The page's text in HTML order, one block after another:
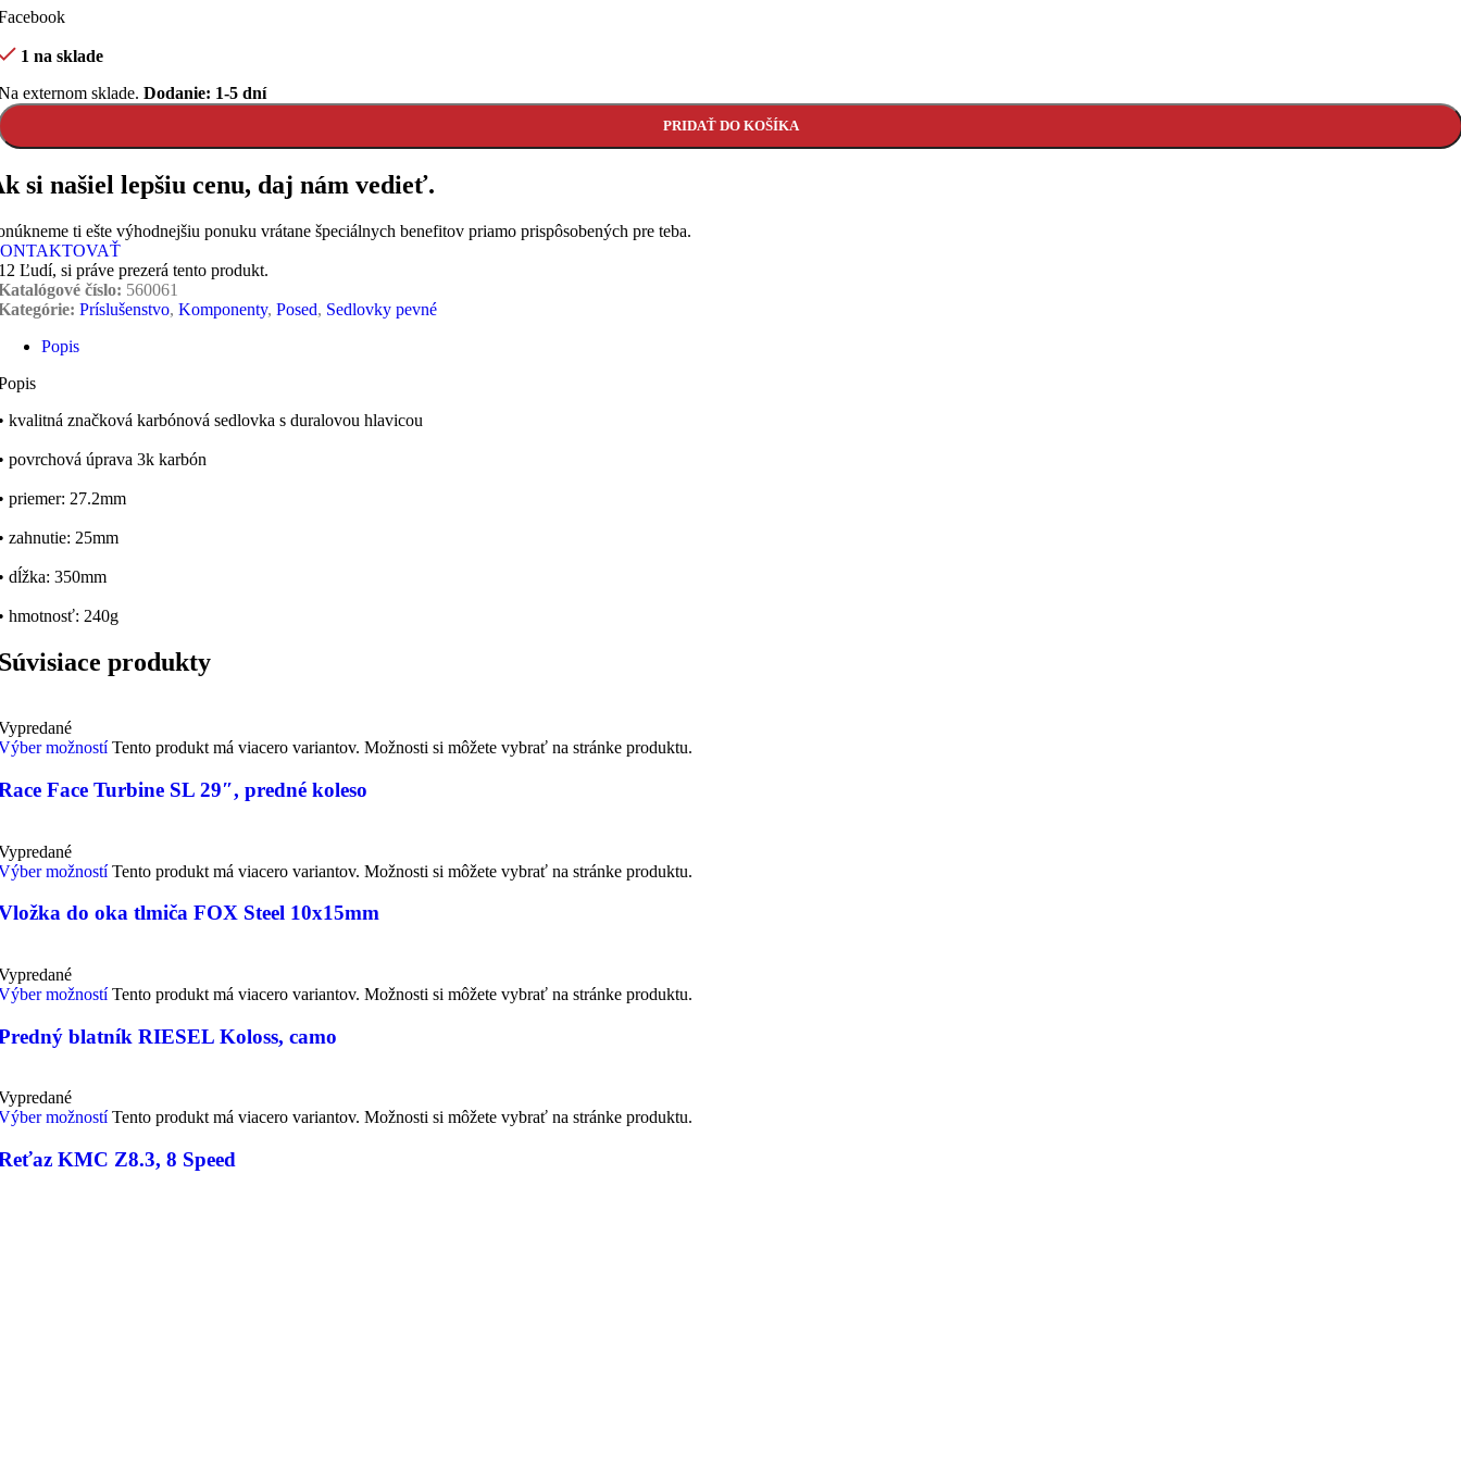
1 na sklade
externom sklade. Dodanie: 1-5 dní
PRIDAŤ DO KOŠÍKA
si našiel lepšiu cenu, daj nám vedieť.
ti ešte výhodnejšiu ponuku vrátane špeciálnych benefitov priamo prispôsobených pre teba.
Ľudí, si práve prezerá tento produkt.
číslo: 560061
Príslušenstvo, Komponenty, Posed, Sedlovky pevné
Popis
kvalitná značková karbónová sedlovka s duralovou hlavicou
povrchová úprava 3k karbón
priemer: 27.2mm
zahnutie: 25mm
dĺžka: 350mm
hmotnosť: 240g
produkty
možností Tento produkt má viacero variantov. Možnosti si môžete vybrať na stránke produktu.
Face Turbine SL 29″, predné koleso
možností Tento produkt má viacero variantov. Možnosti si môžete vybrať na stránke produktu.
do oka tlmiča FOX Steel 10x15mm
možností Tento produkt má viacero variantov. Možnosti si môžete vybrať na stránke produktu.
blatník RIESEL Koloss, camo
možností Tento produkt má viacero variantov. Možnosti si môžete vybrať na stránke produktu.
KMC Z8.3, 8 Speed